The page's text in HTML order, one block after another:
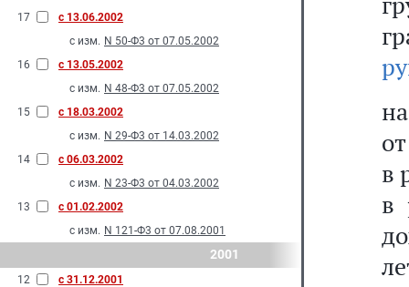
17
с 13.06.2002
с изм. N 50-Ф3 от 07.05.2002
16
с 13.05.2002
с изм. N 48-Ф3 от 07.05.2002
15
с 18.03.2002
с изм. N 29-Ф3 от 14.03.2002
14
с 06.03.2002
с изм. N 23-Ф3 от 04.03.2002
13
с 01.02.2002
с изм. N 121-Ф3 от 07.08.2001
2001
12
с 31.12.2001
в
в